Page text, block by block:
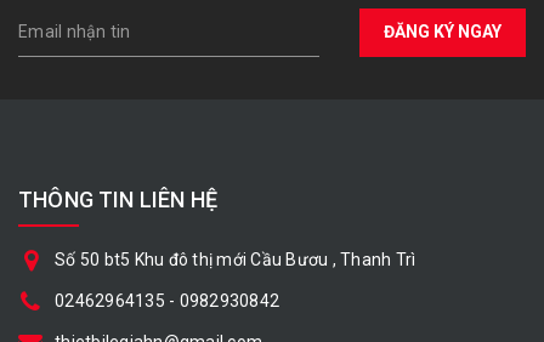
ĐĂNG KÝ NGAY
THÔNG TIN LIÊN HỆ
Số 50 bt5 Khu đô thị mới Cầu Bươu , Thanh Trì
02462964135 - 0982930842